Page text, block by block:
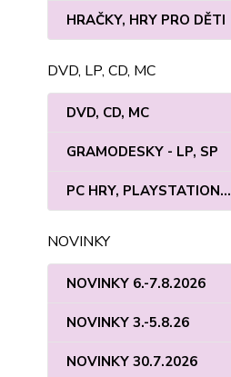
HRAČKY, HRY PRO DĚTI
DVD, LP, CD, MC
DVD, CD, MC
GRAMODESKY - LP, SP
PC HRY, PLAYSTATION...
NOVINKY
NOVINKY 6.-7.8.2026
NOVINKY 3.-5.8.26
NOVINKY 30.7.2026